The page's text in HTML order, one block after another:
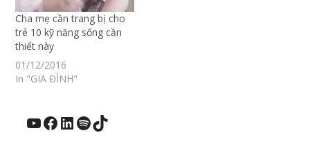
Cha mẹ cần trang bị cho
trẻ 10 kỹ năng sống cần
thiết này
01/12/2016
In "GIA ĐÌNH"
YouTube
Facebook
LinkedIn
Spotify
TikTok